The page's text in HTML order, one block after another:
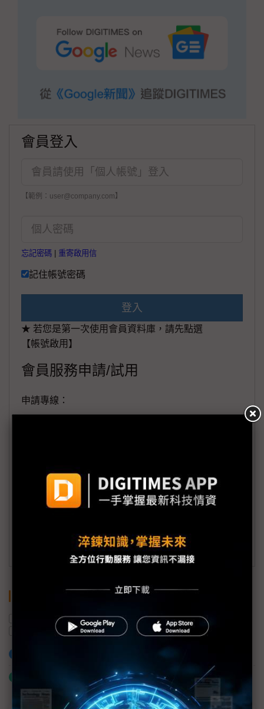
會員登入
【範例：user@company.com】
忘記密碼 重寄啟用信
記住帳號密碼
登入
★ 若您是第一次使用會員資料庫，請先點選
【帳號啟用】
會員服務申請/試用
申請專線：
會員信箱：
member@digitimes.com
訂閱DIGITIMES 行動版
現代汽車 印度 南韓
純電動車
混合動力車
投資
什麼是「關鍵字追蹤」